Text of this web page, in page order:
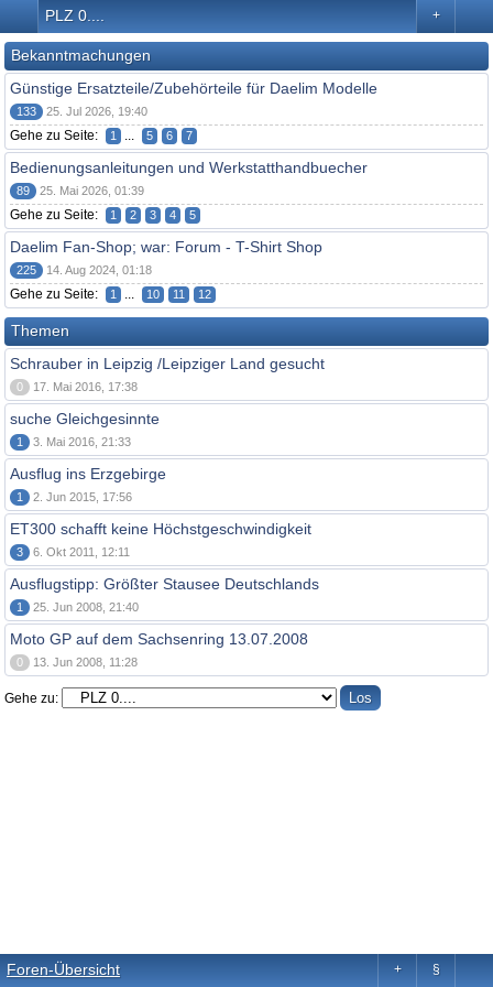
+
PLZ 0....
Bekanntmachungen
Günstige Ersatzteile/Zubehörteile für Daelim Modelle
133 25. Jul 2026, 19:40
Gehe zu Seite: 1 ... 5 6 7
Bedienungsanleitungen und Werkstatthandbuecher
89 25. Mai 2026, 01:39
Gehe zu Seite: 1 2 3 4 5
Daelim Fan-Shop; war: Forum - T-Shirt Shop
225 14. Aug 2024, 01:18
Gehe zu Seite: 1 ... 10 11 12
Themen
Schrauber in Leipzig /Leipziger Land gesucht
0 17. Mai 2016, 17:38
suche Gleichgesinnte
1 3. Mai 2016, 21:33
Ausflug ins Erzgebirge
1 2. Jun 2015, 17:56
ET300 schafft keine Höchstgeschwindigkeit
3 6. Okt 2011, 12:11
Ausflugstipp: Größter Stausee Deutschlands
1 25. Jun 2008, 21:40
Moto GP auf dem Sachsenring 13.07.2008
0 13. Jun 2008, 11:28
Gehe zu:
Foren-Übersicht §
+